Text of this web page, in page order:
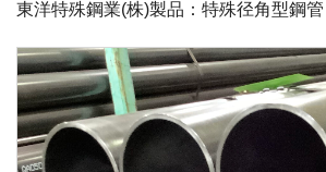
東洋特殊鋼業(株)製品：特殊径角型鋼